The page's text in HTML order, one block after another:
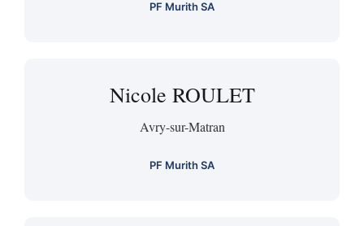
PF Murith SA
Nicole ROULET
Avry-sur-Matran
PF Murith SA